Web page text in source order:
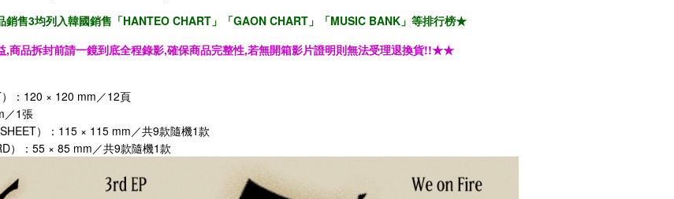
售3均列入韓國銷售「HANTEO CHART」「GAON CHART」「MUSIC BANK」等排行榜★
品拆封前請一鏡到底全程錄影,確保商品完整性,若無開箱影片證明則無法受理退換貨!!★★
：120 × 120 mm／12頁
／1張
）：115 × 115 mm／共9款隨機1款
）：55 × 85 mm／共9款隨機1款